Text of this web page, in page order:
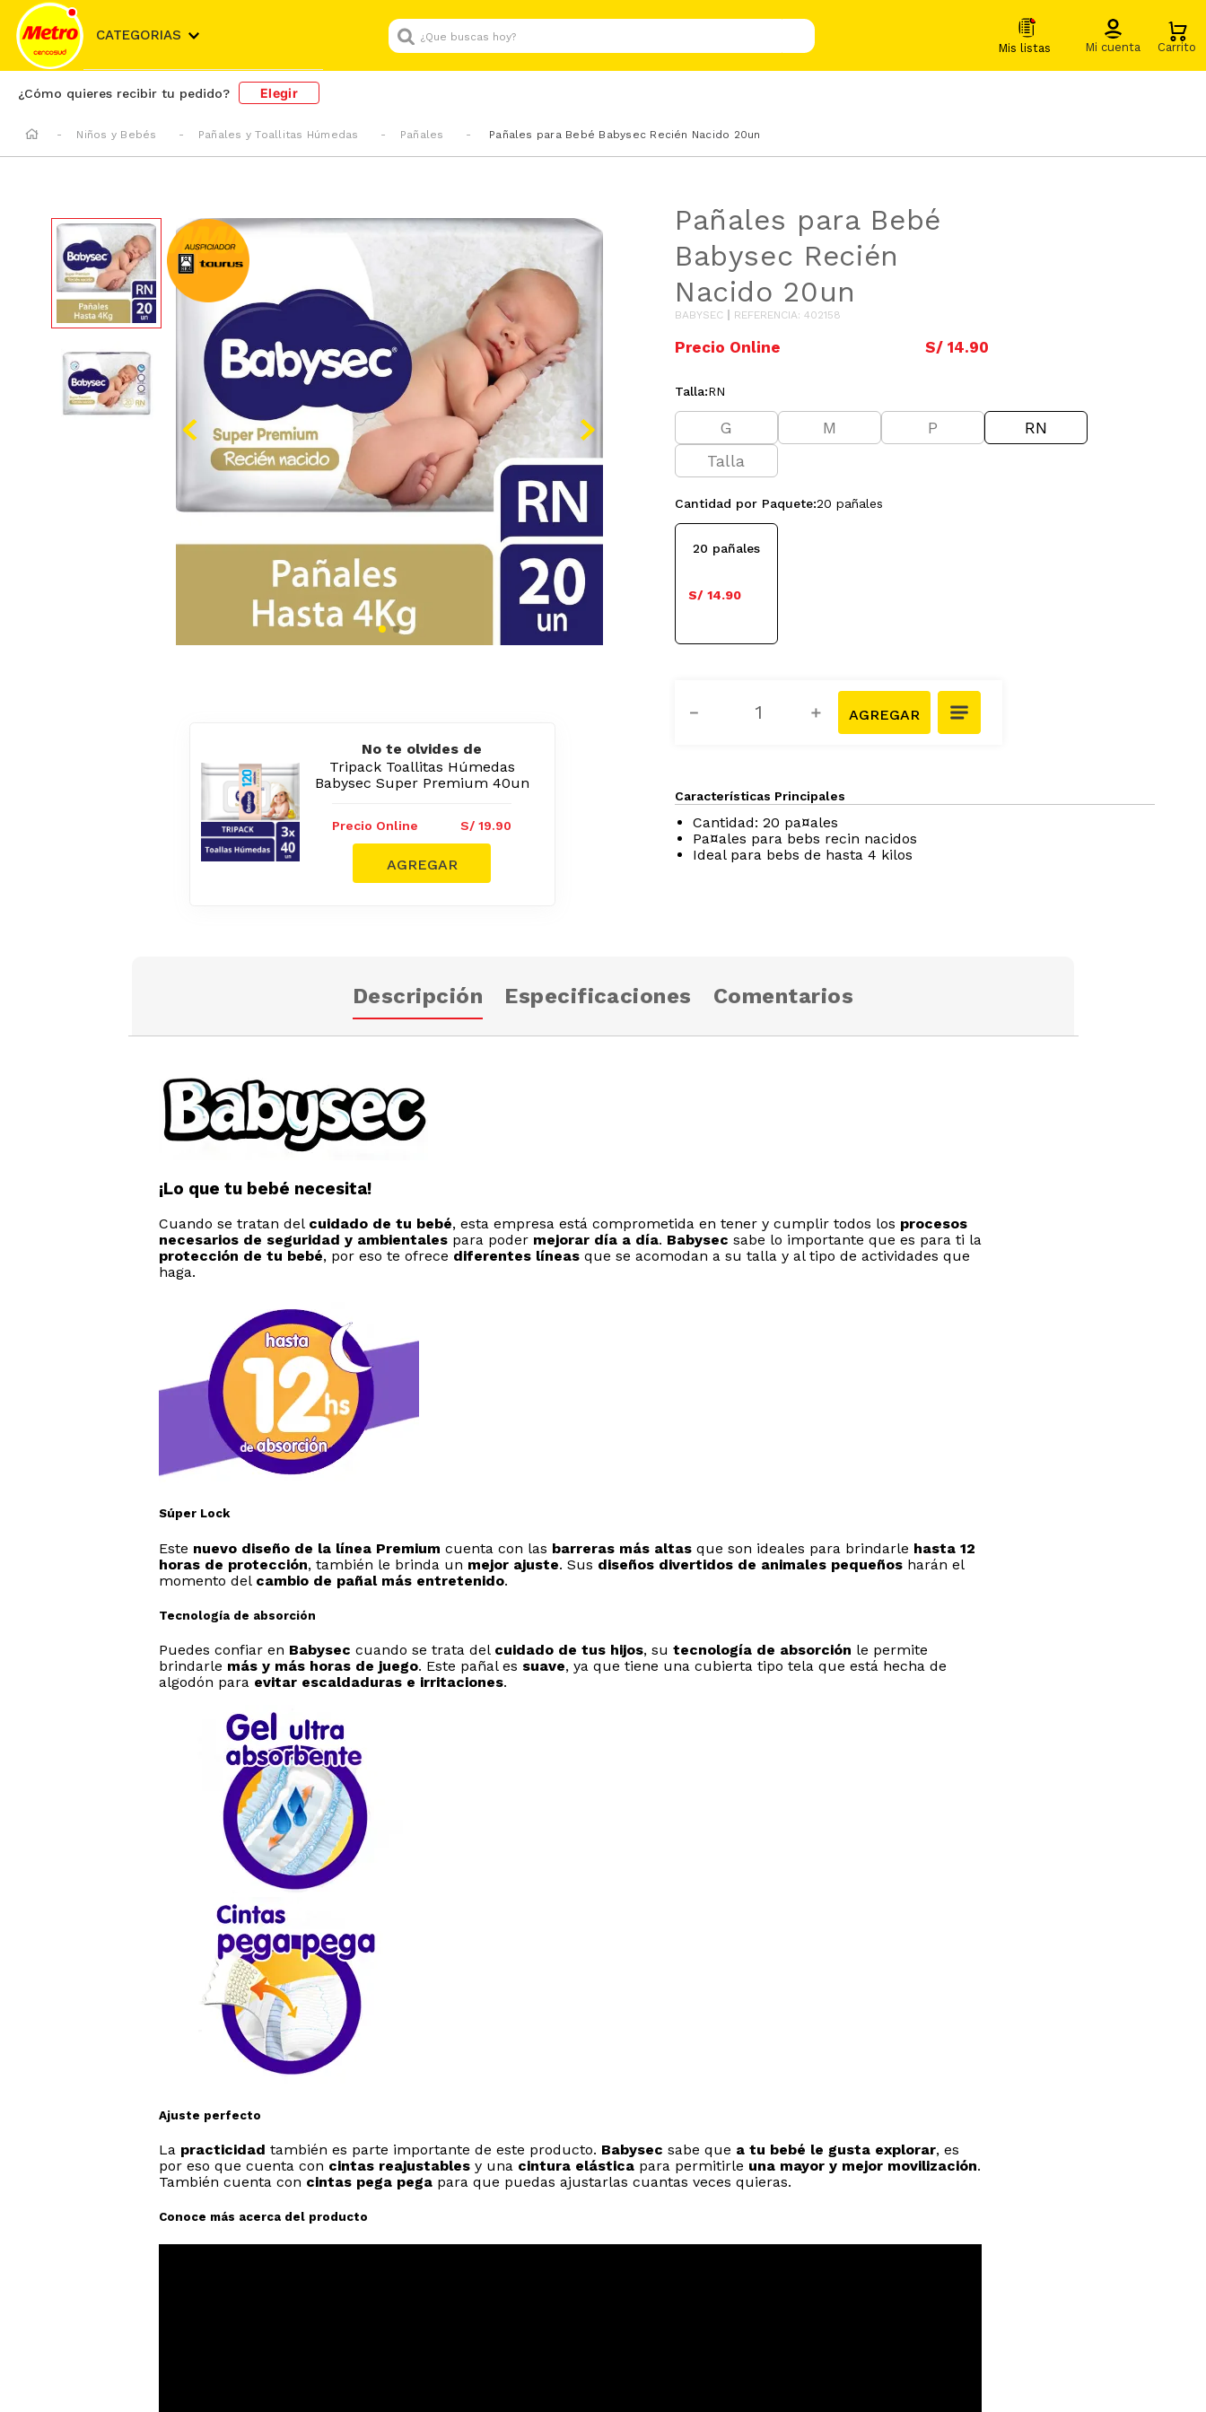
CATEGORIAS
¿Que buscas hoy?
¿Cómo quieres recibir tu pedido? Elegir
Niños y Bebés Pañales y Toallitas Húmedas Pañales Pañales para Bebé Babysec Recién Nacido 20un
No te olvides de
Tripack Toallitas Húmedas
Babysec Super Premium 40un
Precio Online S/19.90
Pañales para Bebé
Babysec Recién
Nacido 20un
BABYSEC REFERENCIA: 402158
S/ 14.90
Talla:RN
G M P
RN
Talla
Cantidad por Paquete:20 pañales
20 pañales
S/ 14.90
＋
－
Características Principales
Cantidad: 20 pa¤ales
Pa¤ales para bebs recin nacidos
Ideal para bebs de hasta 4 kilos
Descripción Especificaciones Comentarios
¡Lo que tu bebé necesita!
Cuando se tratan del cuidado de tu bebé, esta empresa está comprometida en tener y cumplir todos los procesos
necesarios de seguridad y ambientalespara poder mejorar día a día. Babysec sabe lo importante que es para ti la
protección de tu bebé, por eso te ofrece diferentes líneasque se acomodan a su talla y al tipo de actividades que
haga.
Súper Lock
Este nuevo diseño de la línea Premium cuenta con las barreras más altasque son ideales para brindarle hasta 12
horas de protección, también le brinda un mejor ajuste. Sus diseños divertidos de animales pequeñosharán el
momento del cambio de pañal más entretenido.
Tecnología de absorción
Puedes confiar en Babysec cuando se trata del cuidado de tus hijos, su tecnología de absorción le permite
brindarle más y más horas de juego. Este pañal es suave, ya que tiene una cubierta tipo tela que está hecha de
algodón para evitar escaldaduras e irritaciones.
Ajuste perfecto
La practicidad también es parte importante de este producto. Babysec sabe que a tu bebé le gusta explorar, es
por eso que cuenta con cintas reajustablesy una cintura elásticapara permitirle una mayor y mejor movilización.
También cuenta con cintas pega pegapara que puedas ajustarlas cuantas veces quieras.
Conoce más acerca del producto